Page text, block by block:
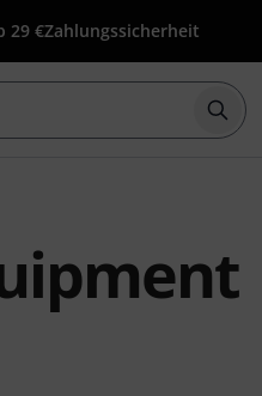
29 €Zahlungssicherheit